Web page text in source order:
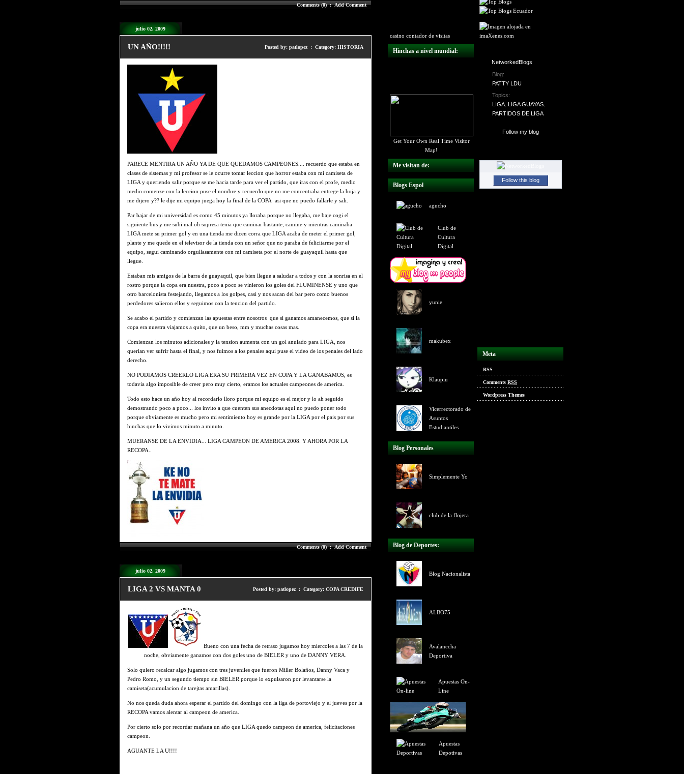
Comments (0):Add Comment
julio 02, 2009
UN AÑO!!!!! Posted by: patlopez : Category: HISTORIA
PARECE MENTIRA UN AÑO YA DE QUE QUEDAMOS CAMPEONES.... recuerdo que estaba en
clases de sistemas y mi profesor se le ocurre tomar leccion que horror estaba con mi camiseta de
LIGA y queriendo salir porque se me hacia tarde para ver el partido, que iras con el profe, medio
medio comenze con la leccion puse el nombre y recuerdo que no me concentraba entrege la hoja y
me dijero y?? le dije mi equipo juega hoy la final de la COPA asi que no puedo fallarle y sali.
Par bajar de mi universidad es como 45 minutos ya lloraba porque no llegaba, me baje cogi el
siguiente bus y me subi mal oh sopresa tenia que caminar bastante, camine y mientras caminaba
LIGA mete su primer gol y en una tienda me dicen corra que LIGA acaba de meter el primer gol,
plante y me quede en el televisor de la tienda con un señor que no paraba de felicitarme por el
equipo, segui caminando orgullasamente con mi camiseta por el norte de guayaquil hasta que
llegue.
Estaban mis amigos de la barra de guayaquil, que bien llegue a saludar a todos y con la sonrisa en el
rostro porque la copa era nuestra, poco a poco se vinieron los goles del FLUMINENSE y uno que
otro barcelonista festejando, llegamos a los golpes, casi y nos sacan del bar pero como buenos
perdedores salieron ellos y seguimos con la tencion del partido.
Se acabo el partido y comienzan las apuestas entre nosotros que si ganamos amanecemos, que si la
copa era nuestra viajamos a quito, que un beso, mm y muchas cosas mas.
Comienzan los minutos adicionales y la tension aumenta con un gol anulado para LIGA, nos
querian ver sufrir hasta el final, y nos fuimos a los penales aqui puse el video de los penales del lado
derecho.
NO PODIAMOS CREERLO LIGA ERA SU PRIMERA VEZ EN COPA Y LA GANABAMOS, es
todavia algo imposible de creer pero muy cierto, eramos los actuales campeones de america.
Todo esto hace un año hoy al recordarlo lloro porque mi equipo es el mejor y lo ah seguido
demostrando poco a poco... los invito a que cuenten sus anecdotas aqui no puedo poner todo
porque obviamente es mucho pero mi sentimiento hoy es grande por la LIGA por el pais por sus
hinchas que lo vivimos minuto a minuto.
MUERANSE DE LA ENVIDIA... LIGA CAMPEON DE AMERICA 2008. Y AHORA POR LA
RECOPA..
Comments (0):Add Comment
julio 02, 2009
LIGA 2 VS MANTA 0 Posted by: patlopez : Category: COPA CREDIFE
Bueno con una fecha de retraso jugamos hoy miercoles a las 7 de la
noche, obviamente ganamos con dos goles uno de BIELER y uno de DANNY VERA.
Solo quiero recalcar algo jugamos con tres juveniles que fueron Miller Bolaños, Danny Vaca y
Pedro Romo, y un segundo tiempo sin BIELER porque lo expulsaron por levantarse la
camiseta(acumulacion de tarejtas amarillas).
No nos queda duda ahora esperar el partido del domingo con la liga de portoviejo y el jueves por la
RECOPA vamos alentar al campeon de america.
Por cierto solo por recordar mañana un año que LIGA quedo campeon de america, felicitaciones
campeon.
AGUANTE LA U!!!!
casino contador de visitas
Hinchas a nivel mundial:
Get Your Own Real Time Visitor
Map!
Me visitan de:
Blogs Espol
agucho
Club de
Cultura
Digital
yunie
makubex
Klaupiu
Vicerrectorado de
Asuntos
Estudiantiles
Blog Personales
Simplemente Yo
club de la flojera
Blog de Deportes:
Blog Nacionalista
ALBO75
Avalanccha
Deportiva
Apuestas On-
Line
Apuestas
Depotivas
NetworkedBlogs
Blog:
PATTY LDU
Topics:
LIGA, LIGA GUAYAS,
PARTIDOS DE LIGA
Follow my blog
Follow this blog
Meta
RSS
Comments RSS
Wordpress Themes